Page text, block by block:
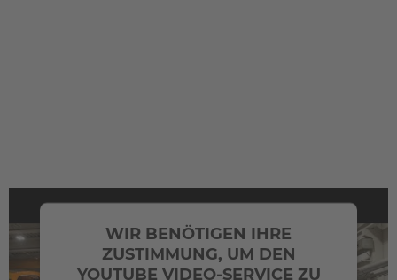
WIR BENÖTIGEN IHRE
ZUSTIMMUNG, UM DEN
YOUTUBE VIDEO-SERVICE ZU
QUALITÄT
Umfassendes Know-how im Engineering für Seitenstapler